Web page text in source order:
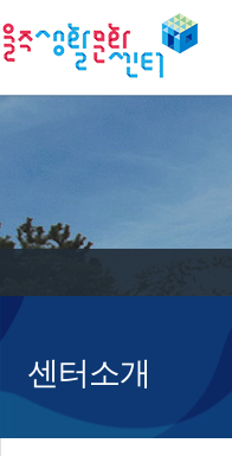
센터소개